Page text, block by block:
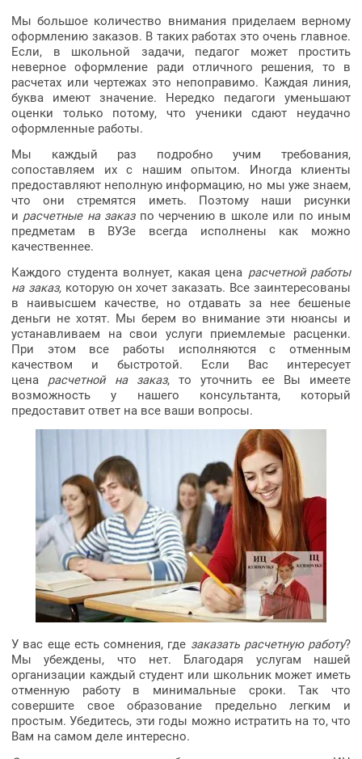
Мы большое количество внимания приделаем верному
оформлению заказов. В таких работах это очень главное.
Если, в школьной задачи, педагог может простить
неверное оформление ради отличного решения, то в
расчетах или чертежах это непоправимо. Каждая линия,
буква имеют значение. Нередко педагоги уменьшают
оценки только потому, что ученики сдают неудачно
оформленные работы.
Мы каждый раз подробно учим требования,
сопоставляем их с нашим опытом. Иногда клиенты
предоставляют неполную информацию, но мы уже знаем,
что они стремятся иметь. Поэтому наши рисунки
и расчетные на заказпо черчению в школе или по иным
предметам в ВУЗе всегда исполнены как можно
качественнее.
Каждого студента волнует, какая цена расчетной работы
на заказ,которую он хочет заказать. Все заинтересованы
в наивысшем качестве, но отдавать за нее бешеные
деньги не хотят. Мы берем во внимание эти нюансы и
устанавливаем на свои услуги приемлемые расценки.
При этом все работы исполняются с отменным
качеством и быстротой. Если Вас интересует
цена расчетной на заказ, то уточнить ее Вы имеете
возможность у нашего консультанта, который
предоставит ответ на все ваши вопросы.
У вас еще есть сомнения, где заказать расчетную работу?
Мы убеждены, что нет. Благодаря услугам нашей
организации каждый студент или школьник может иметь
отменную работу в минимальные сроки. Так что
совершите свое образование предельно легким и
простым. Убедитесь, эти годы можно истратить на то, что
Вам на самом деле интересно.